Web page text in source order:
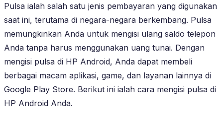
Pulsa ialah salah satu jenis pembayaran yang digunakan
saat ini, terutama di negara-negara berkembang. Pulsa
memungkinkan Anda untuk mengisi ulang saldo telepon
Anda tanpa harus menggunakan uang tunai. Dengan
mengisi pulsa di HP Android, Anda dapat membeli
berbagai macam aplikasi, game, dan layanan lainnya di
Google Play Store. Berikut ini ialah cara mengisi pulsa di
HP Android Anda.